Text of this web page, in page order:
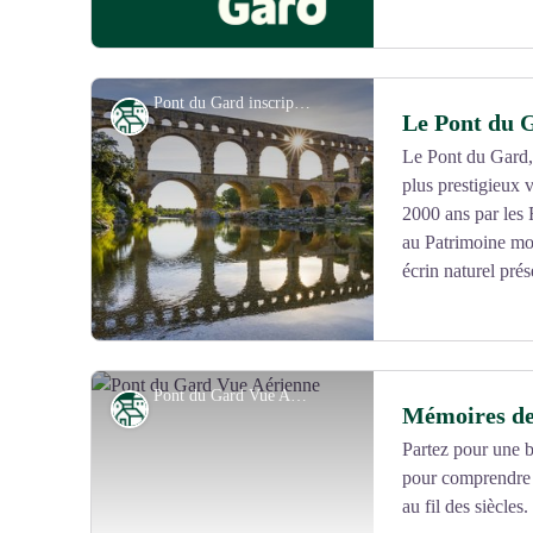
Voir l'image en plein écran
Pont du Gard inscript à l'Unesco - ©A. Rodriguez
Voir l'image en plein écran
Patrimoine Le Pont du
Le Pont du
plus prestigieux
2000 ans par
au Patrimoine
écrin naturel
Pont du Gard Vue Aérienne - Pont-du-Gard-vue-aerienne ©J.M André_GardTourisme (1)
Patrimoine Mémoires
Partez pour une
pour
au fil des siècles.